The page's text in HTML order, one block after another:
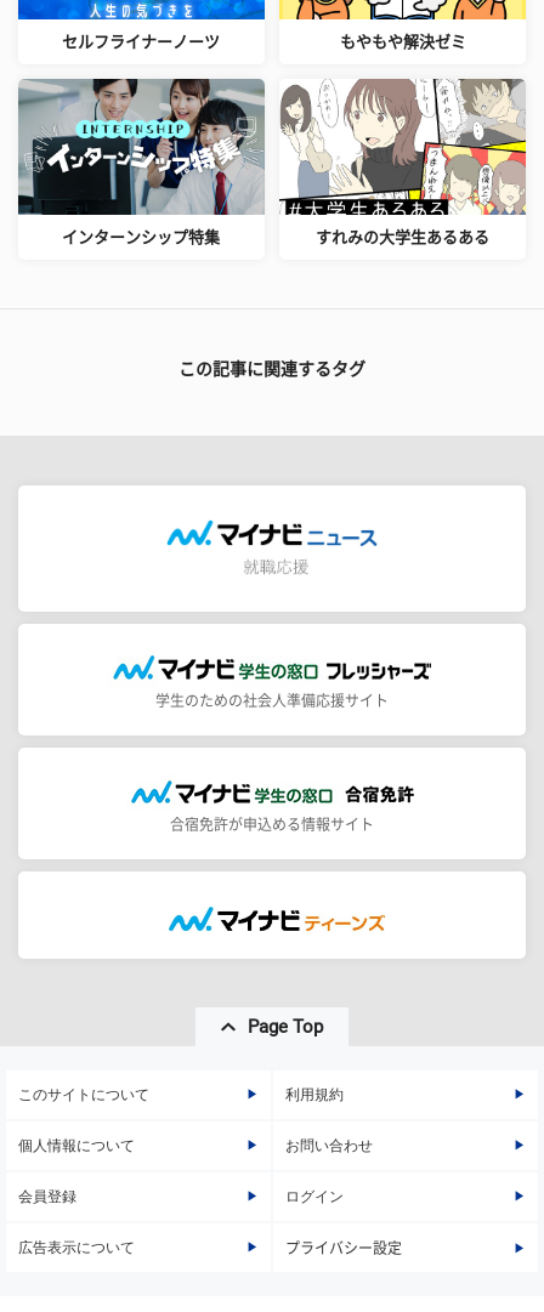
セルフライナーノーツ もやもや解決ゼミ
インターンシップ特集 すれみの大学生あるある
この記事に関連するタグ
学生のための社会人準備応援サイト
合宿免許が申込める情報サイト
Page Top
このサイトについて 利用規約
個人情報について お問い合わせ
会員登録 ログイン
広告表示について プライバシー設定